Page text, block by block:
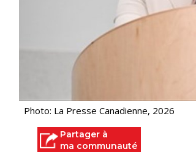
Photo: La Presse Canadienne, 2026
Partager à
ma communauté